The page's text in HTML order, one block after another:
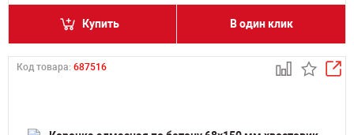
Купить В один клик
Код товара: 687516